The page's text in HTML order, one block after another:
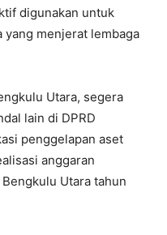
digunakan untuk
menjerat lembaga
Utara, segera
lain di DPRD
penggelapan aset
anggaran
Utara tahun